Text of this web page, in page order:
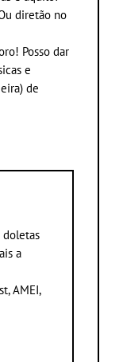
diretão no
Posso dar
e
de
doletas
a
AMEI,